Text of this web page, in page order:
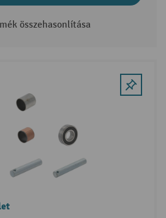
összehasonlítása